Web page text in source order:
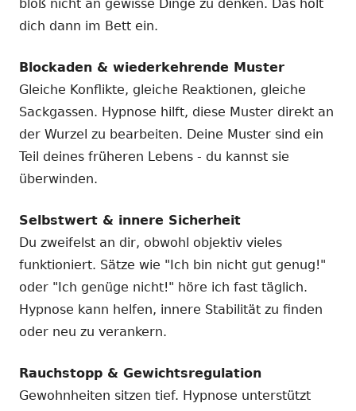
bloß nicht an gewisse Dinge zu denken. Das holt
dich dann im Bett ein.
Blockaden & wiederkehrende Muster
Gleiche Konflikte, gleiche Reaktionen, gleiche
Sackgassen. Hypnose hilft, diese Muster direkt an
der Wurzel zu bearbeiten. Deine Muster sind ein
Teil deines früheren Lebens - du kannst sie
überwinden.
Selbstwert & innere Sicherheit
Du zweifelst an dir, obwohl objektiv vieles
funktioniert. Sätze wie "Ich bin nicht gut genug!"
oder "Ich genüge nicht!" höre ich fast täglich.
Hypnose kann helfen, innere Stabilität zu finden
oder neu zu verankern.
Rauchstopp & Gewichtsregulation
Gewohnheiten sitzen tief. Hypnose unterstützt